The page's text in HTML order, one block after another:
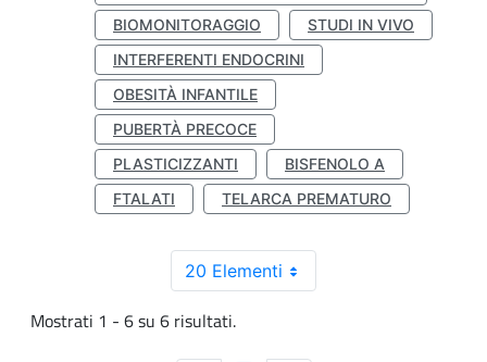
BIOMONITORAGGIO
STUDI IN VIVO
INTERFERENTI ENDOCRINI
OBESITÀ INFANTILE
PUBERTÀ PRECOCE
PLASTICIZZANTI
BISFENOLO A
FTALATI
TELARCA PREMATURO
20 Elementi
Mostrati 1 - 6 su 6 risultati.